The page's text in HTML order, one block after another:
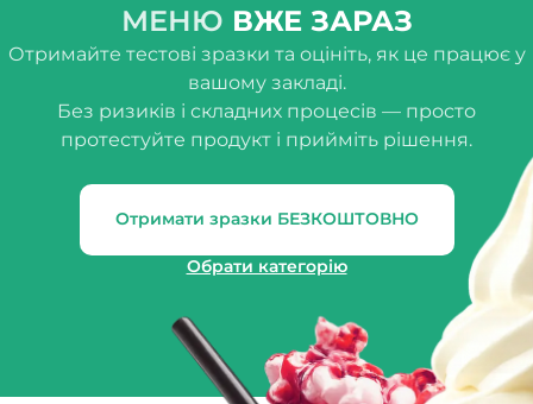
МЕНЮ ВЖЕ ЗАРАЗ
Отримайте тестові зразки та оцініть, як це працює у
вашому закладі.
Без ризиків і складних процесів — просто
протестуйте продукт і прийміть рішення.
Отримати зразки БЕЗКОШТОВНО
Обрати категорію